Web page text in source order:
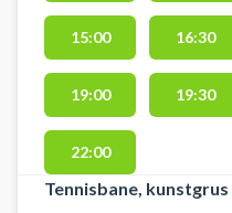
15:00 16:30
19:00 19:30
22:00
Tennisbane, kunstgrus